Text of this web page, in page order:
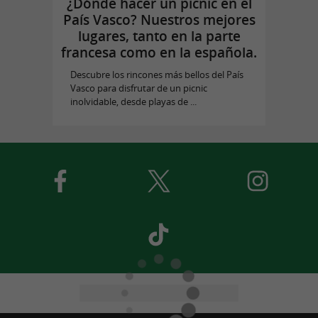
País Vasco? Nuestros mejores
lugares, tanto en la parte
francesa como en la española.
Descubre los rincones más bellos del País
Vasco para disfrutar de un picnic
inolvidable, desde playas de ...